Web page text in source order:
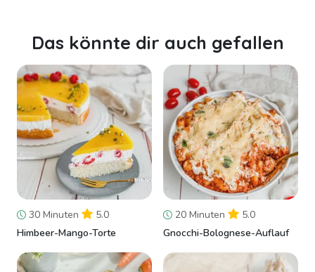
Das könnte dir auch gefallen
30 Minuten
5.0
Himbeer-Mango-Torte
20 Minuten
5.0
Gnocchi-Bolognese-Auflauf